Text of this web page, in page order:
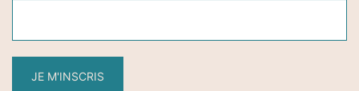
JE M'INSCRIS